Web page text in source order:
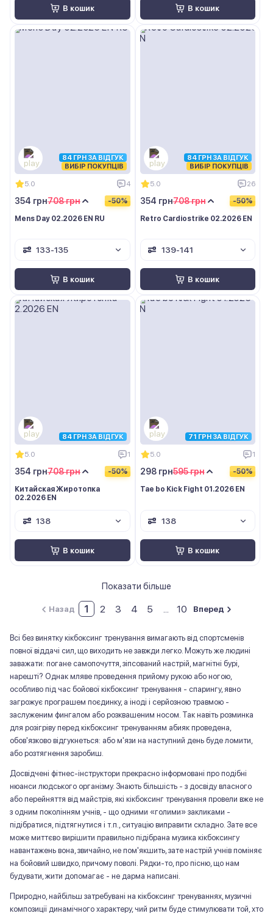
В кошик В кошик
84 ГРН ЗА ВІДГУК
ВИБІР ПОКУПЦІВ
5.0 4
708 грн
354 грн -50%
Mens Day 02.2026 EN RU
133-135
В кошик
84 ГРН ЗА ВІДГУК
ВИБІР ПОКУПЦІВ
5.0 26
708 грн
354 грн -50%
Retro Cardiostrike 02.2026 EN
139-141
В кошик
84 ГРН ЗА ВІДГУК
5.0 1
708 грн
354 грн -50%
Китайская Жиротопка
02.2026 EN
138
В кошик
71 ГРН ЗА ВІДГУК
5.0 1
595 грн
298 грн -50%
Tae bo Kick Fight 01.2026 EN
138
В кошик
Показати більше
Назад 1 2 3 4 5 10 Вперед
Всі без винятку кікбоксинг тренування вимагають від спортсменів
повної віддачі сил, що виходить не завжди легко. Можуть же людині
заважати: погане самопочуття, зіпсований настрій, магнітні бурі,
нарешті? Однак мляве проведення прийому рукою або ногою,
особливо під час бойової кікбоксинг тренування - спарингу, явно
загрожує програшем поєдинку, а іноді і серйозною травмою -
заслуженим фингалом або розквашеним носом. Так навіть розминка
для розігріву перед кікбоксинг тренуванням абияк проведена,
обов'язково відгукнеться: або м'язи на наступний день буде ломити,
або розтягнення заробиш.
Досвідчені фітнес-інструктори прекрасно інформовані про подібні
нюанси людського організму. Знають більшість - з досвіду власного
або перейняття від майстрів, які кікбоксинг тренування провели вже не
з одним поколінням учнів, - що одними «голими» закликами -
підібратися, підтягнутися і т.п., ситуацію виправити складно. Зате все
може миттєво вирішити правильно підібрана музика кікбоксингу
навантажень вона, звичайно, не пом'якшить, зате настрій учнів поміняє
на бойовий швидко, причому поволі. Рядки-то, про пісню, що нам
будувати, жити допомагає - не дарма написані.
Природно, найбільш затребувані на кікбоксинг тренуваннях, музичні
композиції динамічного характеру, чий ритм буде стимулювати той, хто